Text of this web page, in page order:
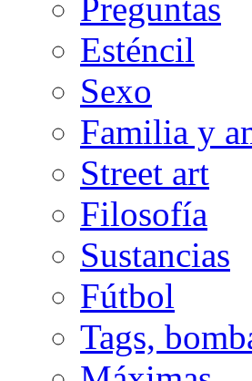
Preguntas
Esténcil
Sexo
Familia y
Street art
Filosofía
Sustancias
Fútbol
Tags,